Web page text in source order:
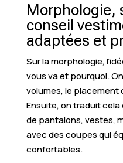
Morphologie,
conseil
adaptées et
Sur la morphologie,
vous va et pourquoi.
volumes, le placement
Ensuite, on traduit
de pantalons, vestes,
avec des coupes qui
confortables.